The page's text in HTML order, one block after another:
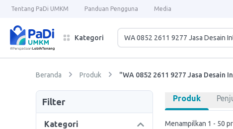
Tentang PaDi UMKM Panduan Pengguna Media
Kategori
Beranda Produk "WA 0852 2611 9277 Jasa
Filter
Kategori
Produk
Menampilkan 1 - 50